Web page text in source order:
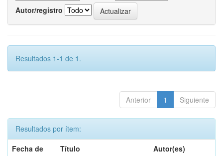
Autor/registro
Resultados 1-1 de 1.
Anterior 1 Siguiente
Resultados por ítem:
Fecha de
Título Autor(es)